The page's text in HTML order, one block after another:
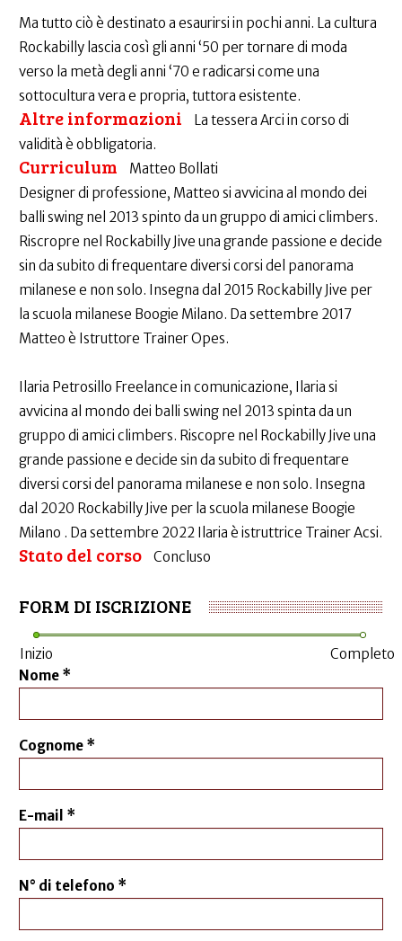
Ma tutto ciò è destinato a esaurirsi in pochi anni. La cultura
Rockabilly lascia così gli anni ‘50 per tornare di moda
verso la metà degli anni ‘70 e radicarsi come una
sottocultura vera e propria, tuttora esistente.
Altre informazioni
La tessera Arci in corso di
validità è obbligatoria.
Curriculum
Matteo Bollati
Designer di professione, Matteo si avvicina al mondo dei
balli swing nel 2013 spinto da un gruppo di amici climbers.
Riscropre nel Rockabilly Jive una grande passione e decide
sin da subito di frequentare diversi corsi del panorama
milanese e non solo. Insegna dal 2015 Rockabilly Jive per
la scuola milanese Boogie Milano. Da settembre 2017
Matteo è Istruttore Trainer Opes.
Ilaria Petrosillo Freelance in comunicazione, Ilaria si
avvicina al mondo dei balli swing nel 2013 spinta da un
gruppo di amici climbers. Riscopre nel Rockabilly Jive una
grande passione e decide sin da subito di frequentare
diversi corsi del panorama milanese e non solo. Insegna
dal 2020 Rockabilly Jive per la scuola milanese Boogie
Milano . Da settembre 2022 Ilaria è istruttrice Trainer Acsi.
Stato del corso Concluso
FORM DI ISCRIZIONE
Inizio
Completo
Nome *
Cognome *
E-mail *
N° di telefono *